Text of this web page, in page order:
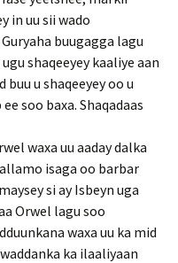
in uu sii wado
buugagga lagu
shaqeeyey kaaliye aan
u shaqeeyey oo u
soo baxa. Shaqadaas
waxa uu aaday dalka
isaga oo barbar
si ay Isbeyn uga
Orwel lagu soo
waxa uu ka mid
ka ilaaliyaan